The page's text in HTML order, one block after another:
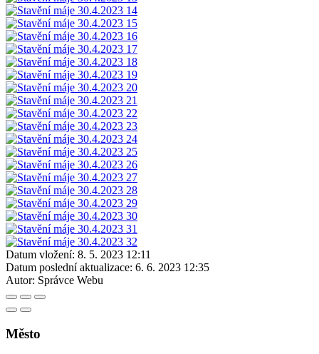
Datum vložení: 8. 5. 2023 12:11
Datum poslední aktualizace: 6. 6. 2023 12:35
Autor: Správce Webu
Město